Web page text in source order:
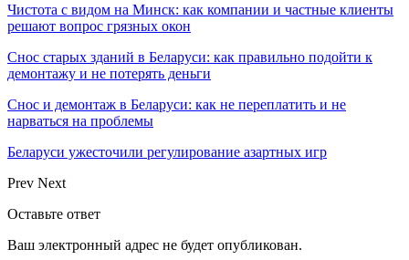
Чистота с видом на Минск: как компании и частные клиенты
решают вопрос грязных окон
Снос старых зданий в Беларуси: как правильно подойти к
демонтажу и не потерять деньги
Снос и демонтаж в Беларуси: как не переплатить и не
нарваться на проблемы
Беларуси ужесточили регулирование азартных игр
Prev Next
Оставьте ответ
Ваш электронный адрес не будет опубликован.